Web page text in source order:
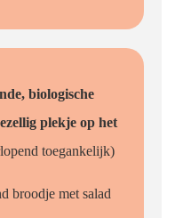
biologische
plekje op het
toegankelijk)
broodje met salad